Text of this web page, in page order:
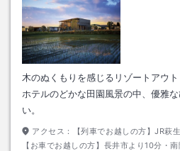
木のぬくもりを感じるリゾートアウ
ホテルのどかな田園風景の中、優雅
い。
アクセス：
【列車でお越しの方】JR萩
【お車でお越しの方】長井市より10分・